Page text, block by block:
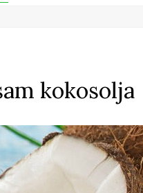
kokosolja